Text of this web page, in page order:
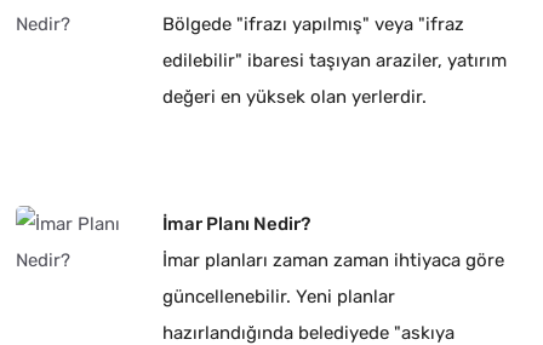
Bölgede "ifrazı yapılmış" veya "ifraz
edilebilir" ibaresi taşıyan araziler, yatırım
değeri en yüksek olan yerlerdir.
İmar Planı Nedir?
İmar planları zaman zaman ihtiyaca göre
güncellenebilir. Yeni planlar
hazırlandığında belediyede "askıya